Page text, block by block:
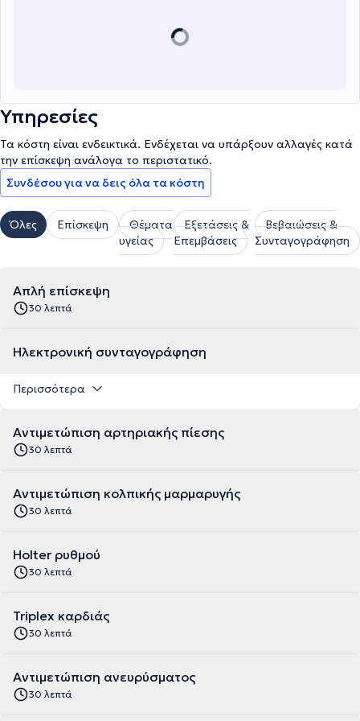
Υπηρεσίες
Τα κόστη είναι ενδεικτικά. Ενδέχεται να υπάρξουν αλλαγές κατά
την επίσκεψη ανάλογα το περιστατικό.
Συνδέσου για να δεις όλα τα κόστη
Όλες Επίσκεψη
Θέματα
υγείας
Εξετάσεις &
Επεμβάσεις
Βεβαιώσεις &
Συνταγογράφηση
Απλή επίσκεψη
30 λεπτά
Ηλεκτρονική συνταγογράφηση
Περισσότερα
Αντιμετώπιση αρτηριακής πίεσης
30 λεπτά
Αντιμετώπιση κολπικής μαρμαρυγής
30 λεπτά
Holter ρυθμού
30 λεπτά
Triplex καρδιάς
30 λεπτά
Αντιμετώπιση ανευρύσματος
30 λεπτά